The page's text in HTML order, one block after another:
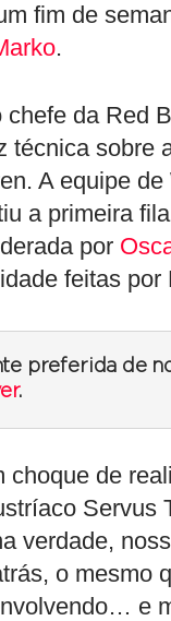
fim de
.
da Red
técnica sobre
A equipe
a primeira
por
feitas por
preferida de
.
de
Servus
verdade,
o mesmo
e